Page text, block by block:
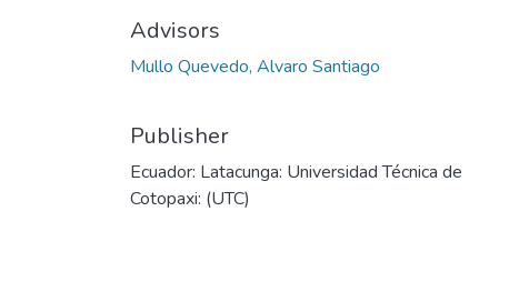
Advisors
Mullo Quevedo, Alvaro Santiago
Publisher
Ecuador: Latacunga: Universidad Técnica de
Cotopaxi: (UTC)